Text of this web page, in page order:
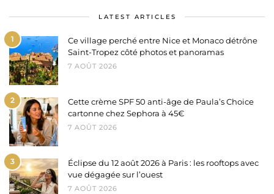
LATEST ARTICLES
1
Ce village perché entre Nice et Monaco détrône
Saint-Tropez côté photos et panoramas
7 AOÛT 2026
2
Cette crème SPF 50 anti-âge de Paula’s Choice
cartonne chez Sephora à 45€
7 AOÛT 2026
3
Éclipse du 12 août 2026 à Paris : les rooftops avec
vue dégagée sur l’ouest
7 AOÛT 2026